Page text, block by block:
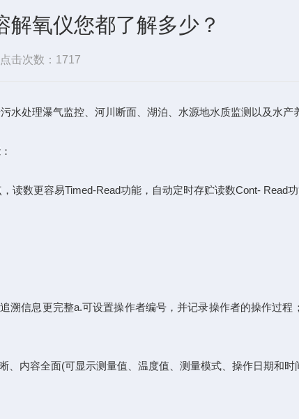
解氧仪您都了解多少？
点击次数：1717
水处理瀑气监控、河川断面、湖泊、水源地水质监测以及水产
数更容易Timed-Read功能，自动定时存贮读数Cont- Read功
信息更完整a.可设置操作者编号，并记录操作者的操作过程
内容全面(可显示测量值、温度值、测量模式、操作日期和时